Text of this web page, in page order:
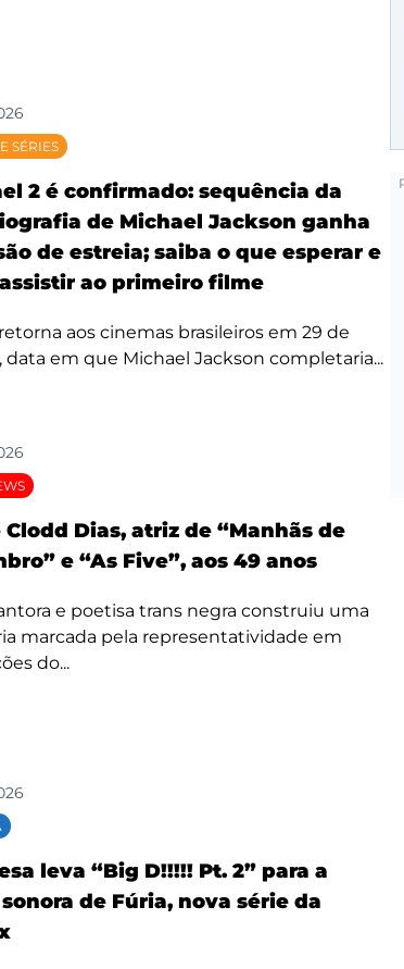
SÉRIES
2 é confirmado: sequência da
de Michael Jackson ganha
de estreia; saiba o que esperar e
ao primeiro filme
aos cinemas brasileiros em 29 de
data em que Michael Jackson completaria...
Clodd Dias, atriz de “Manhãs de
e “As Five”, aos 49 anos
e poetisa trans negra construiu uma
marcada pela representatividade em
do...
leva “Big D!!!!! Pt. 2” para a
de Fúria, nova série da